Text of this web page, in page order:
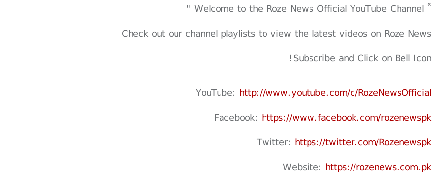
” Welcome to the Roze News Official YouTube Channel "
Check out our channel playlists to view the latest videos on Roze News
Subscribe and Click on Bell Icon!
YouTube: http://www.youtube.com/c/RozeNewsOfficial
Facebook: https://www.facebook.com/rozenewspk
Twitter: https://twitter.com/Rozenewspk
Website: https://rozenews.com.pk